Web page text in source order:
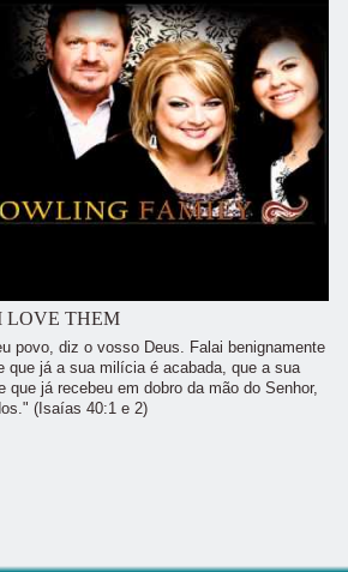
LOVE THEM
povo, diz o vosso Deus. Falai benignamente
que já a sua milícia é acabada, que a sua
que já recebeu em dobro da mão do Senhor,
(Isaías 40:1 e 2)